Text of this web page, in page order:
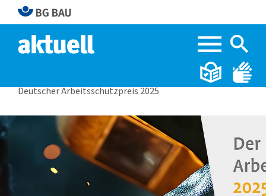
Deutscher Arbeitsschutzpreis 2025